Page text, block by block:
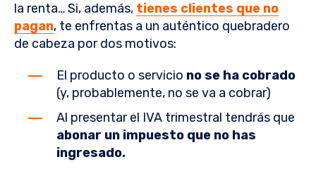
la renta… Si, además, tienes clientes que no
pagan, te enfrentas a un auténtico quebradero
de cabeza por dos motivos:
El producto o servicio no se ha cobrado
(y, probablemente, no se va a cobrar)
Al presentar el IVA trimestral tendrás que
abonar un impuesto que no has
ingresado.